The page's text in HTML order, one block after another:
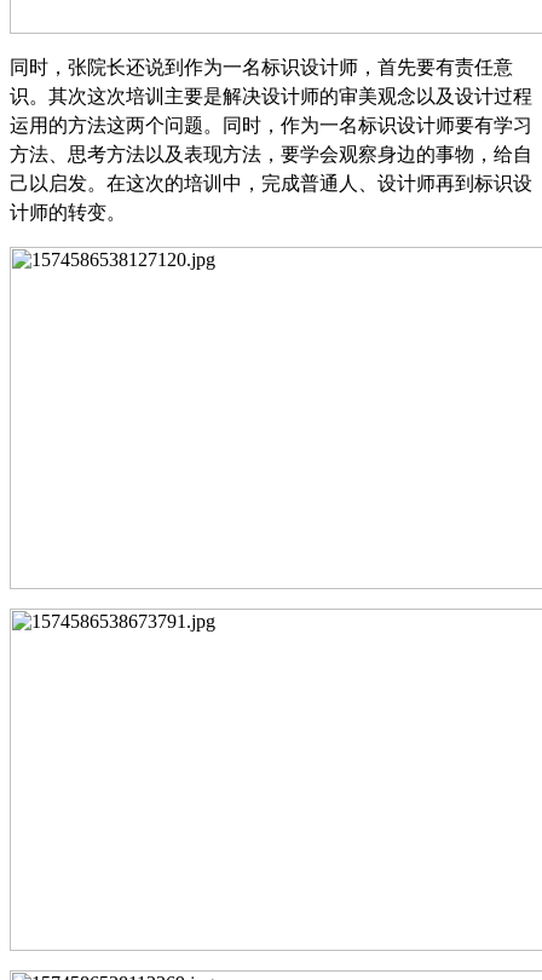
同时，张院长还说到作为一名标识设计师，首先要有责任意
识。其次这次培训主要是解决设计师的审美观念以及设计过程
运用的方法这两个问题。
同时 ， 作为一名标识设计师要有学习
方法、思考方法以及表现方法，要学会观察身边的事物，给自
己以启发。 在这次的培训中，完成普通人、设计师再到标识设
计师的转变。